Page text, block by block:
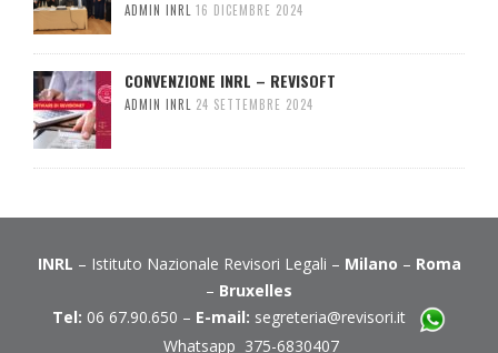
ADMIN INRL 16 DICEMBRE 2024
CONVENZIONE INRL – REVISOFT
ADMIN INRL 24 SETTEMBRE 2024
INRL – Istituto Nazionale Revisori Legali – Milano – Roma
– Bruxelles
Tel: 06 67.90.650 – E-mail: segreteria@revisori.it
Whatsapp 375-6830407